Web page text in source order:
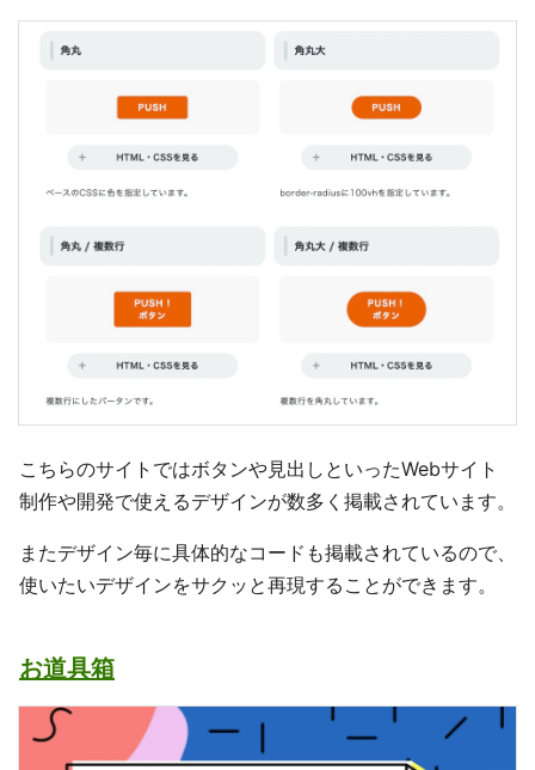
こちらのサイトではボタンや見出しといったWebサイト
制作や開発で使えるデザインが数多く掲載されています。
またデザイン毎に具体的なコードも掲載されているので、
使いたいデザインをサクッと再現することができます。
お道具箱